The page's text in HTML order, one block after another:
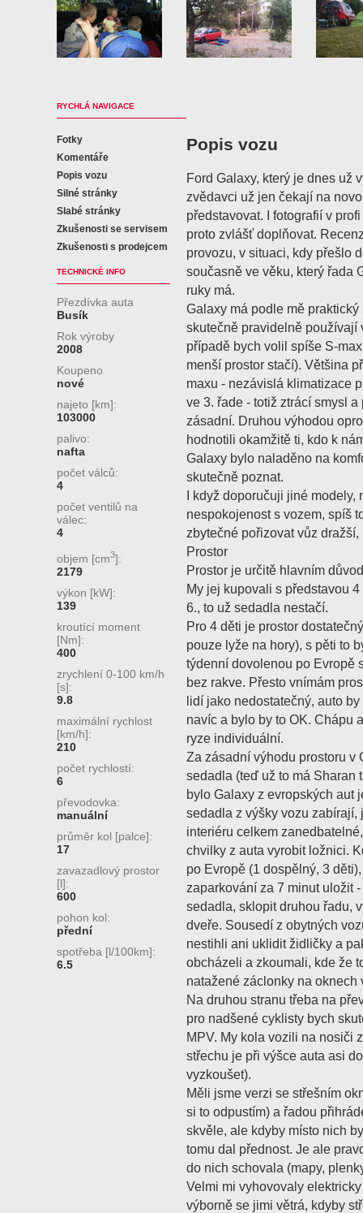
RYCHLÁ NAVIGACE
Fotky
Komentáře
Popis vozu
Silné stránky
Slabé stránky
Zkušenosti se servisem
Zkušenosti s prodejcem
TECHNICKÉ INFO
Přezdívka auta
Busík
Rok výroby
2008
Koupeno
nové
najeto [km]:
103000
palivo:
nafta
počet válců:
4
počet ventilů na
válec:
4
objem [cm3]:
2179
výkon [kW]:
139
kroutící moment
[Nm]:
400
zrychlení 0-100 km/h
[s]:
9.8
maximální rychlost
[km/h]:
210
počet rychlostí:
6
převodovka:
manuální
průměr kol [palce]:
17
zavazadlový prostor
[l]:
600
pohon kol:
přední
spotřeba [l/100km]:
6.5
Popis vozu
Ford Galaxy, který je dnes už
zvědavci už jen čekají na
představovat. I fotografií v
proto zvlášť doplňovat.
provozu, v situaci, kdy přešlo
současně ve věku, který řada
ruky má.
Galaxy má podle mě
skutečně pravidelně používají
případě bych volil spíše S-
menší prostor stačí). Většina
maxu - nezávislá klimatizace
ve 3. řade - totiž ztrácí smysl
zásadní. Druhou výhodou
hodnotili okamžitě ti, kdo k
Galaxy bylo naladěno na
skutečně poznat.
I když doporučuji jiné modely,
nespokojenost s vozem, spíš
zbytečné pořizovat vůz
Prostor
Prostor je určitě hlavním
My jej kupovali s představou
6., to už sedadla nestačí.
Pro 4 děti je prostor
pouze lyže na hory), s pěti to
týdenní dovolenou po Evropě
bez rakve. Přesto vnímám
lidí jako nedostatečný, auto
navíc a bylo by to OK. Chápu
ryze individuální.
Za zásadní výhodu prostoru v
sedadla (teď už to má Sharan
bylo Galaxy z evropských aut
sedadla z výšky vozu
interiéru celkem
chvilky z auta vyrobit ložnici.
po Evropě (1 dospělný, 3
zaparkování za 7 minut uložit
sedadla, sklopit druhou řadu,
dveře. Sousedí z obytných
nestihli ani uklidit židličky a
obcházeli a zkoumali, kde že
natažené záclonky na oknech
Na druhou stranu třeba na
pro nadšené cyklisty bych
MPV. My kola vozili na nosiči
střechu je při výšce auta asi
vyzkoušet).
Měli jsme verzi se střešním
si to odpustím) a řadou
skvěle, ale kdyby místo nich
tomu dal přednost. Je ale
do nich schovala (mapy,
Velmi mi vyhovovaly
výborně se jimi větrá, kdyby